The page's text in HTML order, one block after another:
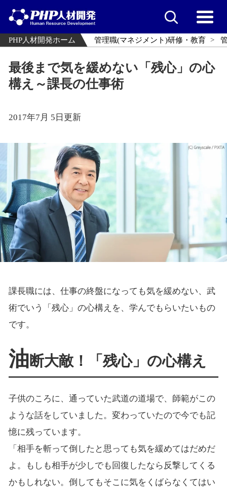
PHP人材開発ホーム 管理職(マネジメント)研修・教育
最後まで気を緩めない「残心」の心
構え～課長の仕事術
2017年7月 5日更新
課長職には、仕事の終盤になっても気を緩めない、武
術でいう「残心」の心構えを、学んでもらいたいもの
です。
油断大敵！「残心」の心構え
子供のころに、通っていた武道の道場で、師範がこの
ような話をしていました。変わっていたので今でも記
憶に残っています。
「相手を斬って倒したと思っても気を緩めてはだめだ
よ。もしも相手が少しでも回復したなら反撃してくる
かもしれない。倒してもそこに気をくばらなくてはい